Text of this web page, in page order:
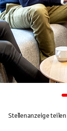
Stellenanzeige teilen